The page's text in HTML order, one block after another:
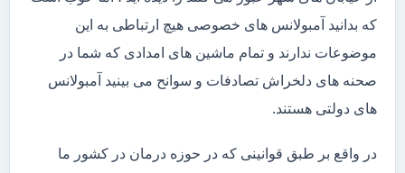
که بدانید آمبولانس های خصوصی هیچ ارتباطی به این
موضوعات ندارند و تمام ماشین های امدادی که شما در
صحنه های دلخراش تصادفات و سوانح می بینید آمبولانس
های دولتی هستند.
در واقع بر طبق قوانینی که در حوزه درمان در کشور ما